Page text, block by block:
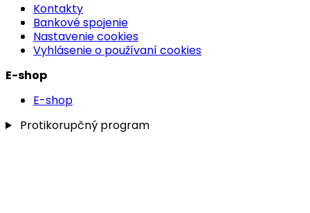
Kontakty
Bankové spojenie
Nastavenie cookies
Vyhlásenie o používaní cookies
E-shop
E-shop
Protikorupčný program